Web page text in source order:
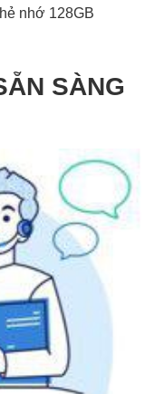
nhớ 128GB
SÀNG